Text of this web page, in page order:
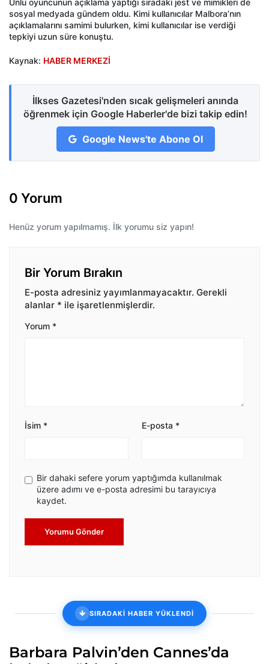
Ünlü oyuncunun açıklama yaptığı sıradaki jest ve mimikleri de
sosyal medyada gündem oldu. Kimi kullanıcılar Malbora’nın
açıklamalarını samimi bulurken, kimi kullanıcılar ise verdiği
tepkiyi uzun süre konuştu.
Kaynak: HABER MERKEZİ
İlkses Gazetesi'nden sıcak gelişmeleri anında
öğrenmek için Google Haberler'de bizi takip edin!
Google News'te Abone Ol
0 Yorum
Henüz yorum yapılmamış. İlk yorumu siz yapın!
Bir Yorum Bırakın
E-posta adresiniz yayımlanmayacaktır. Gerekli
alanlar * ile işaretlenmişlerdir.
Yorum *
İsim * E-posta *
Bir dahaki sefere yorum yaptığımda kullanılmak
üzere adımı ve e-posta adresimi bu tarayıcıya
kaydet.
Yorumu Gönder
SIRADAKİ HABER YÜKLENDİ
Barbara Palvin’den Cannes’da